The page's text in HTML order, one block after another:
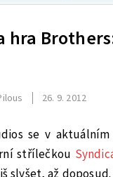
hra
26. 9. 2012
se v
střílečkou